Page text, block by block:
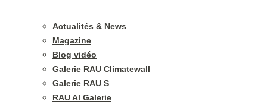
Actualités & News
Magazine
Blog vidéo
Galerie RAU Climatewall
Galerie RAU S
RAU Al Galerie